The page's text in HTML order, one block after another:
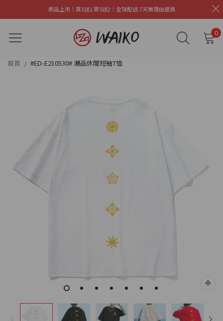
新品上市｜買3送1 買5送2｜全球配送.7天無理由退換
0
首頁 / #ED-E210530# 潮品休閒短袖T恤